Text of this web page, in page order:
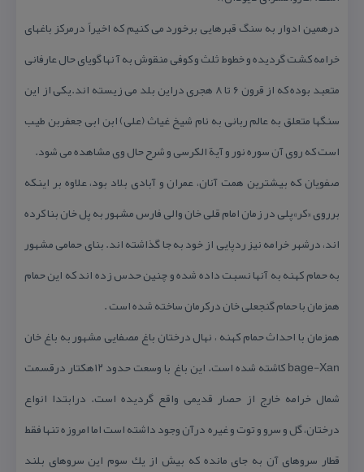
درهمین ادوار به سنگ قبرهایی برخورد می كنیم كه اخیراً درمركز باغهای
خرامه كشت گردیده و خطوط ثلث و كوفی منقوش به آ نها گویای حال عارفانی
متعبد بوده كه از قرون ۶ تا ۸ هجری دراین بلد می زیسته اند.یكی از این
سنگها متعلق به عالم ربانی به نام شیخ غیاث (علی) ابن ابی جعفربن طیب
است كه روی آن سوره نور و آیة الكرسی و شرح حال وی مشاهده می شود.
صفویان كه بیشترین همت آنان، عمران و آبادی بلاد بود، علاوه بر اینكه
برروی «كر»پلی در زمان امام قلی خان والی فارس مشهور به پل خان بنا كرده
اند، درشهر خرامه نیز ردپایی از خود به جا گذاشته اند. بنای حمامی مشهور
به حمام كهنه به آنها نسبت داده شده و چنین حدس زده اند كه این حمام
همزمان با حمام گنجعلی خان دركرمان ساخته شده است .
همزمان با احداث حمام كهنه ، نهال درختان باغ مصفایی مشهور به باغ خان
bage-Xan كاشته شده است. این باغ با وسعت حدود ۱۲هكتار درقسمت
شمال خرامه خارج از حصار قدیمی واقع گردیده است. درابتدا انواع
درختان، گل و سرو و توت و غیره درآن وجود داشته است اما امروزه تنها فقط
قطار سروهای آن به جای مانده كه بیش از یك سوم این سروهای بلند